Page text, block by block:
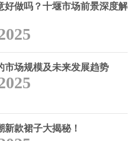
好做吗？十堰市场前景深度解
市场规模及未来发展趋势
新款裙子大揭秘！